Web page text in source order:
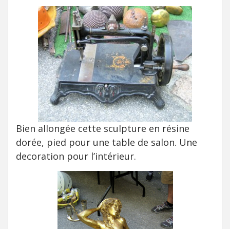
Bien allongée cette sculpture en résine
dorée, pied pour une table de salon. Une
decoration pour l’intérieur.